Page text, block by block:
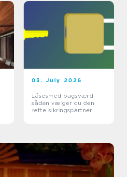
03. July 2026
Låsesmed bagsværd
sådan vælger du den
rette sikringspartner